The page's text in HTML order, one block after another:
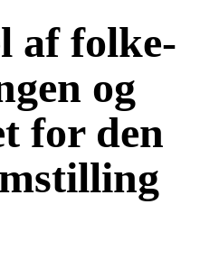
af folke-
og
for den